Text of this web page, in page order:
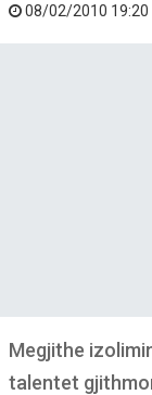
08/02/2010 19:20
Megjithe
talentet